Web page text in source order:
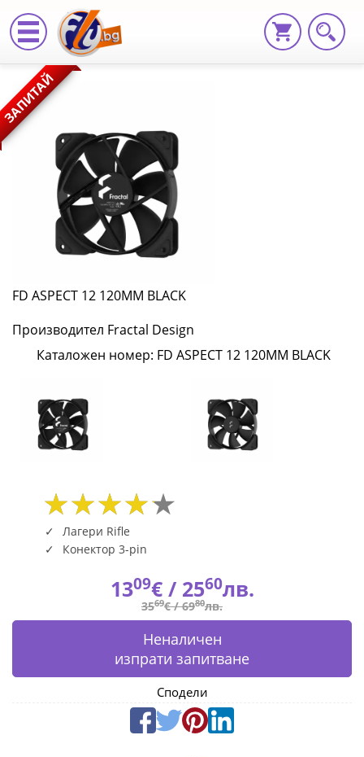
FD
ASPECT
12
120MM
BLACK
FD
ASPECT
12
120MM
BLACK
|
Fly.bg
ЗАПИТАЙ
FD ASPECT 12 120MM BLACK
Производител Fractal Design
Каталожен номер: FD ASPECT 12 120MM BLACK
Лагери Rifle
Конектор 3-pin
1309€ / 2560лв.
3569€ /6980лв.
Неналичен
изпрати запитване
Сподели